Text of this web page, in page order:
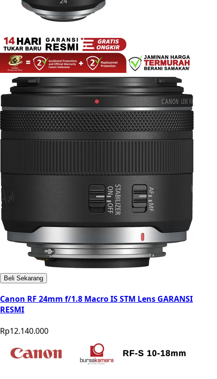
Beli Sekarang
Canon RF 24mm f/1.8 Macro IS STM Lens GARANSI
RESMI
Rp12.140.000